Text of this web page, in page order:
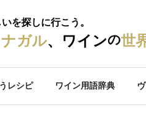
を探しに行こう。
ガル、ワインの世
レシピ ワイン用語辞典